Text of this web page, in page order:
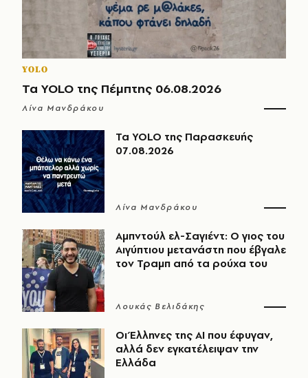
YOLO
Τα YOLO της Πέμπτης 06.08.2026
Λίνα Μανδράκου
Τα YOLO της Παρασκευής
07.08.2026
Λίνα Μανδράκου
Αμπντούλ ελ-Σαγιέντ: Ο γιος του
Αιγύπτιου μετανάστη που έβγαλε
τον Τραμπ από τα ρούχα του
Λουκάς Βελιδάκης
Οι Έλληνες της ΑΙ που έφυγαν,
αλλά δεν εγκατέλειψαν την
Ελλάδα